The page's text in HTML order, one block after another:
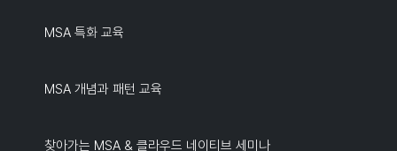
MSA 특화 교육
MSA 개념과 패턴 교육
찾아가는 MSA & 클라우드 네이티브 세미나